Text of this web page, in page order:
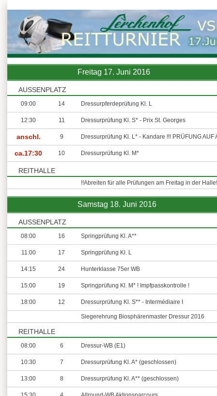
Freitag 17. Juni 2016
AUSSENPLATZ
09:00 14 Dressurpferdeprüfung Kl. L
12:30 11 Dressurprüfung Kl. S* - Prix St. Georges
anschl. 9 Dressurprüfung Kl. L* - Kandare !!! PRÜFUNG AUF
ca.17:30 10 Dressurprüfung Kl. M*
REITHALLE
!!Abreiten für alle Prüfungen am Freitag in der
Samstag 18. Juni 2016
AUSSENPLATZ
08:00 16 Springprüfung Kl. A**
11:00 17 Springprüfung Kl. L
14:15 24 Hunterklasse 75er WB
15:00 19 Springprüfung Kl. M* ! Impfpasskontrolle !
18:00 12 Dressurprüfung Kl. S** - Intermédiaire I
Siegerehrung Biosphärenmaster Dressur 2016
REITHALLE
08:00 6 Dressur-WB (E1)
10:30 7 Dressurprüfung Kl. A* (geschlossen)
13:00 8 Dressurprüfung Kl. A** (geschlossen)